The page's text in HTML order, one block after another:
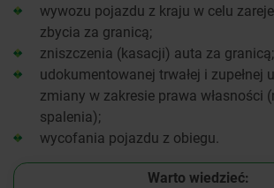
wywozu pojazdu z kraju w celu
zbycia za granicą;
zniszczenia (kasacji) auta za granicą;
udokumentowanej trwałej i zupełnej
zmiany w zakresie prawa własności
spalenia);
wycofania pojazdu z obiegu.
Warto wiedzieć: